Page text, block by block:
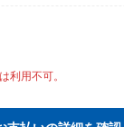
利用不可。